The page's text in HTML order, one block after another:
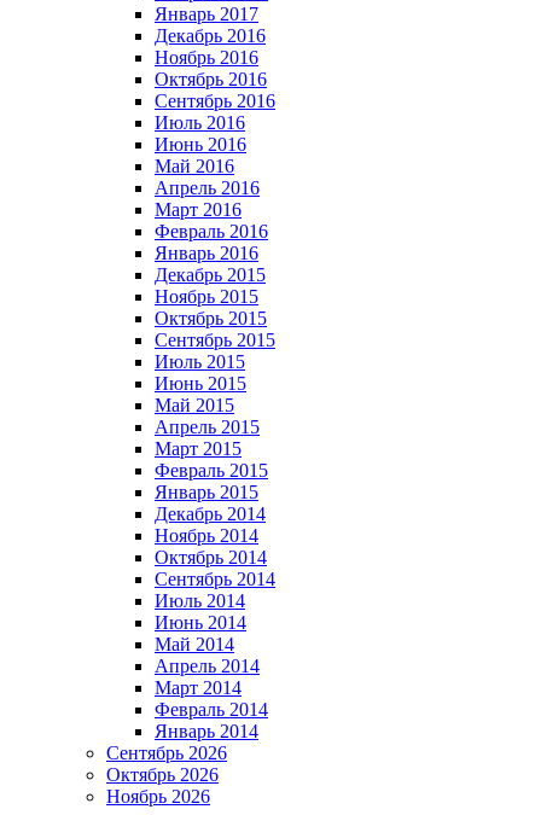
Январь 2017
Декабрь 2016
Ноябрь 2016
Октябрь 2016
Сентябрь 2016
Июль 2016
Июнь 2016
Май 2016
Апрель 2016
Март 2016
Февраль 2016
Январь 2016
Декабрь 2015
Ноябрь 2015
Октябрь 2015
Сентябрь 2015
Июль 2015
Июнь 2015
Май 2015
Апрель 2015
Март 2015
Февраль 2015
Январь 2015
Декабрь 2014
Ноябрь 2014
Октябрь 2014
Сентябрь 2014
Июль 2014
Июнь 2014
Май 2014
Апрель 2014
Март 2014
Февраль 2014
Январь 2014
Сентябрь 2026
Октябрь 2026
Ноябрь 2026